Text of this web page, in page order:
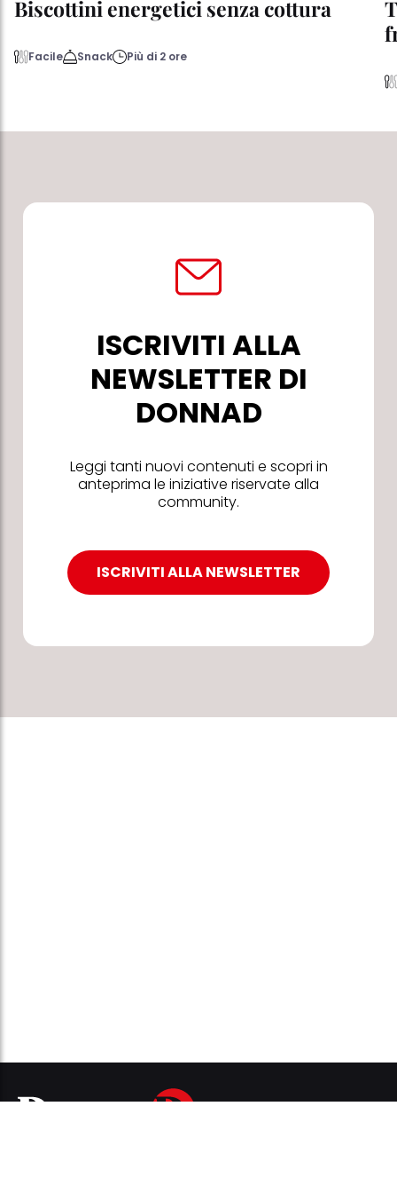
Biscottini energetici senza cottura
Facile Snack Più di 2 ore
ISCRIVITI ALLA
NEWSLETTER DI
DONNAD
Leggi tanti nuovi contenuti e scopri in
anteprima le iniziative riservate alla
community.
ISCRIVITI ALLA NEWSLETTER